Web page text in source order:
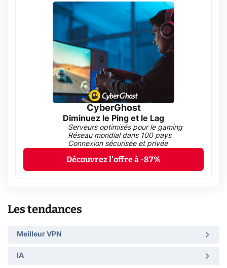
CyberGhost
Diminuez le Ping et le Lag
Serveurs optimisés pour le gaming
Réseau mondial dans 100 pays
Connexion sécurisée et privée
Découvrez l'offre à -87%
Les tendances
Meilleur VPN
IA